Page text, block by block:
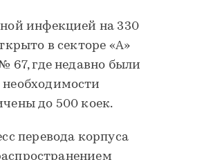
инфекцией на 330
в секторе «А»
67, где недавно были
до 500 коек.
перевода корпуса